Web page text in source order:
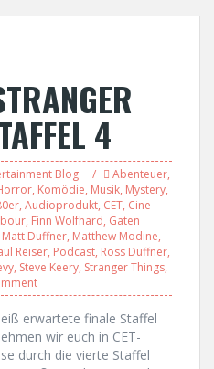
4
Blog Abenteuer,
, Komödie, Musik, Mystery,
, Audioprodukt, CET, Cine
, Finn Wolfhard, Gaten
Matt Duffner, Matthew Modine,
Reiser, Podcast, Ross Duffner,
, Steve Keery, Stranger Things,
erwartete finale Staffel
wir euch in CET-
durch die vierte Staffel